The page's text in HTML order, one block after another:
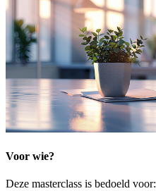
Voor wie?
Deze masterclass is bedoeld voor: